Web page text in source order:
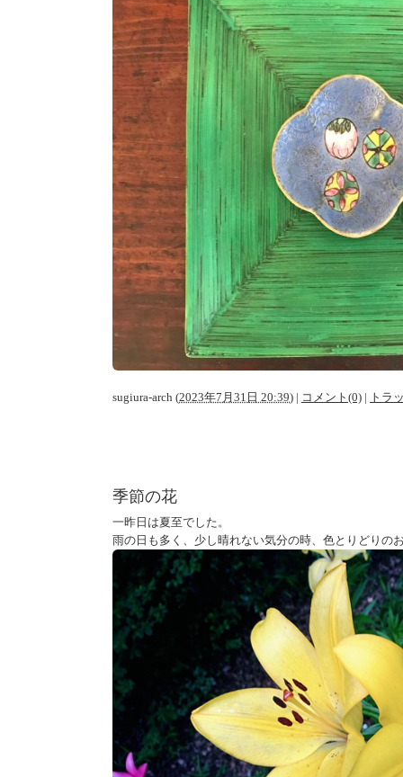
sugiura-arch (2023年7月31日 20:39) | コメント(0) | トラ
季節の花
一昨日は夏至でした。
雨の日も多く、少し晴れない気分の時、色とりどりの